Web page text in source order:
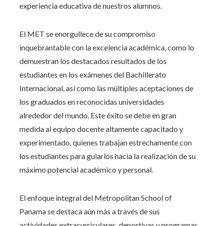
experiencia educativa de nuestros alumnos.
El MET se enorgullece de su compromiso
inquebrantable con la excelencia académica, como lo
demuestran los destacados resultados de los
estudiantes en los exámenes del Bachillerato
Internacional, así como las múltiples aceptaciones de
los graduados en reconocidas universidades
alrededor del mundo. Este éxito se debe en gran
medida al equipo docente altamente capacitado y
experimentado, quienes trabajan estrechamente con
los estudiantes para guiarlos hacia la realización de su
máximo potencial académico y personal.
El enfoque integral del Metropolitan School of
Panama se destaca aún más a través de sus